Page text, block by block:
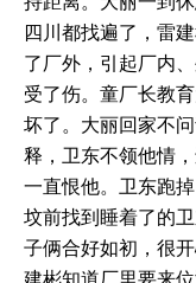
四川都找遍了，雷
了厂外，引起厂内
受了伤。童厂长教
坏了。大丽回家不
释，卫东不领他情
一直恨他。卫东跑
坟前找到睡着了的
子俩合好如初，很
建彬知道厂里要来